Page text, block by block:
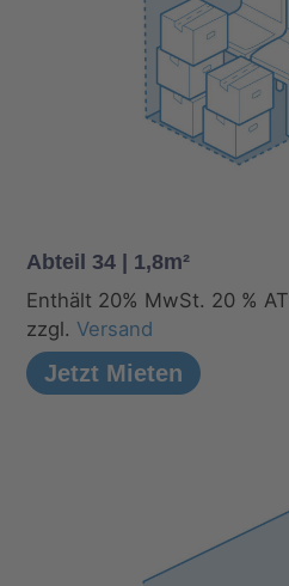
Abteil 34 | 1,8m²
Enthält 20% MwSt. 20 % AT
zzgl.Versand
Jetzt Mieten